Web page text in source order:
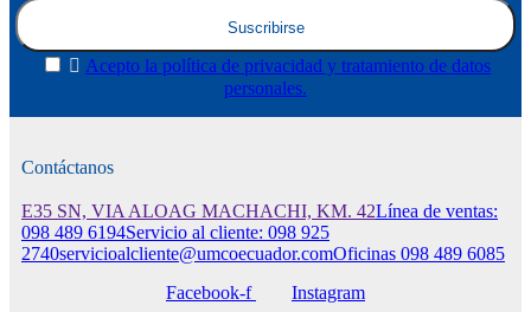
Suscribirse
 Acepto la política de privacidad y tratamiento de datos
personales.
Contáctanos
E35 SN, VIA ALOAG MACHACHI, KM. 42Línea de ventas:
098 489 6194Servicio al cliente: 098 925
2740servicioalcliente@umcoecuador.comOficinas 098 489 6085
Facebook-f
Instagram